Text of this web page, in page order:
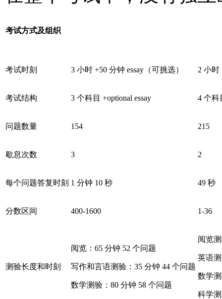
考试方式及组织
考试时刻 3 小时 +50 分钟 essay（可挑选） 2 小时
考试结构 3 个科目 +optional essay 4 个科
问题数量 154 215
歇息次数 3 2
每个问题答复时刻 1 分钟 10 秒 49 秒
分数区间 400-1600 1-36
测验长度和时刻
阅览：65 分钟 52 个问题
写作和言语测验：35 分钟 44 个问题
数学测验：80 分钟 58 个问题
阅览
英语
数学
科学